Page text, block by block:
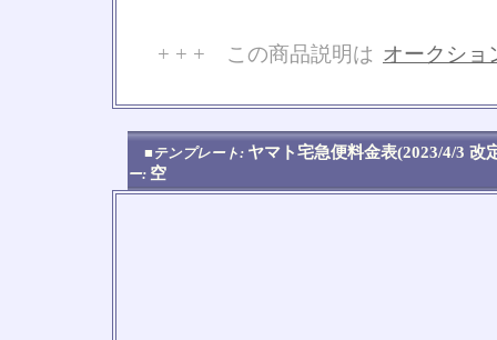
+ + + この商品説明は オークショ
■テンプレート: ヤマト宅急便料金表(2023/4/3
ー: 空